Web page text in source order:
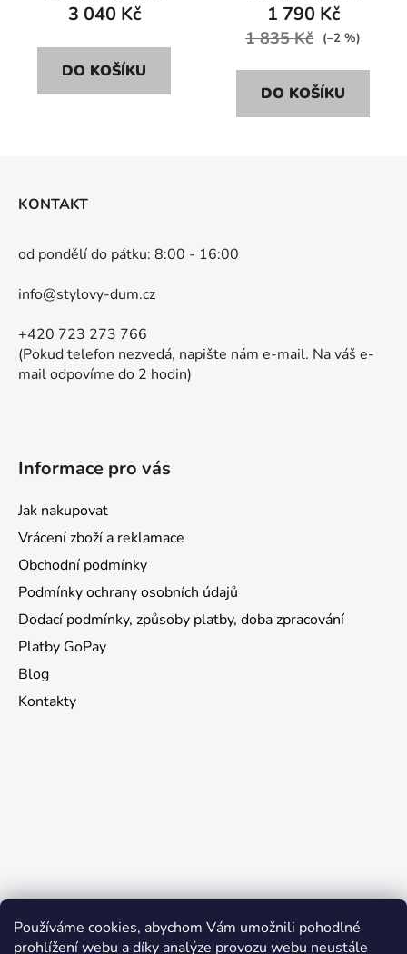
Používáme cookies, abychom Vám umožnili pohodlné
prohlížení webu a díky analýze provozu webu neustále
3 040 Kč
DO KOŠÍKU
1 790 Kč
1 835 Kč (–2 %)
DO KOŠÍKU
KONTAKT
od pondělí do pátku: 8:00 - 16:00
info@stylovy-dum.cz
+420 723 273 766
(Pokud telefon nezvedá, napište nám e-mail. Na váš e-
mail odpovíme do 2 hodin)
Informace pro vás
Jak nakupovat
Vrácení zboží a reklamace
Obchodní podmínky
Podmínky ochrany osobních údajů
Dodací podmínky, způsoby platby, doba zpracování
Platby GoPay
Blog
Kontakty